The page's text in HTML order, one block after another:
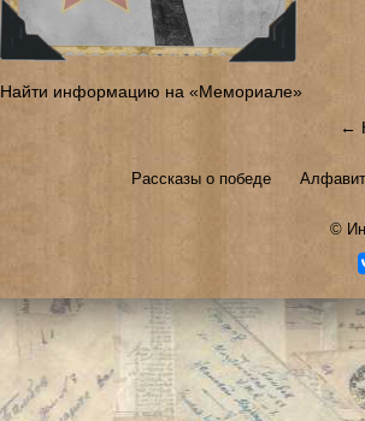
Найти информацию на «Мемориале»
←
Рассказы о победе
©